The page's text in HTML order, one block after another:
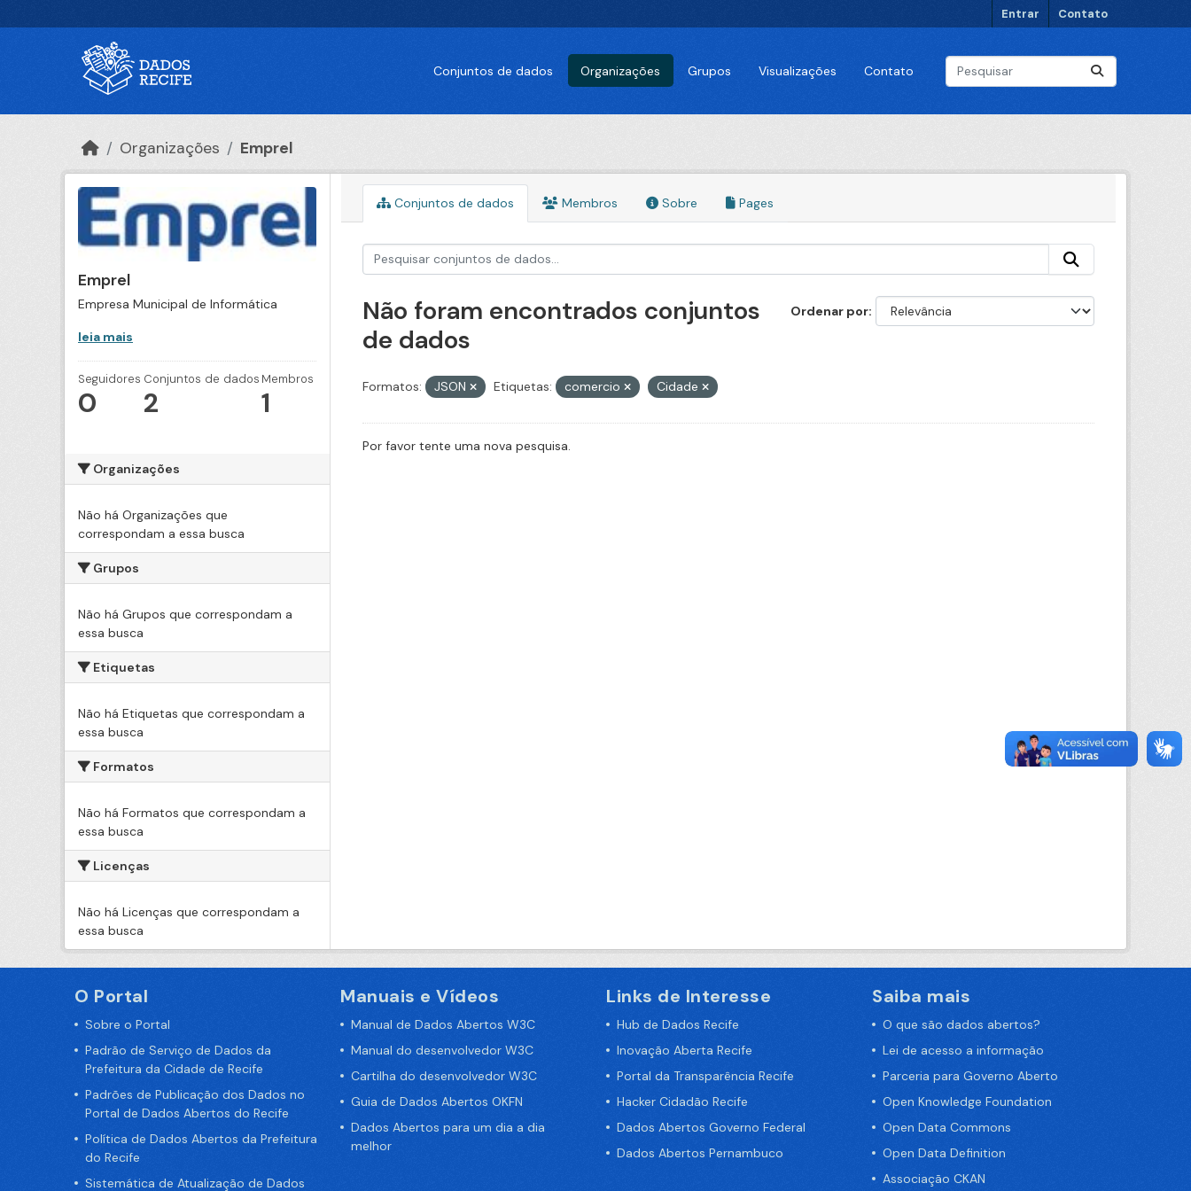
Entrar Contato
Conjuntos de dados Organizações Grupos Visualizações Contato
Organizações Emprel
Emprel
Empresa Municipal de Informática
leia mais
Seguidores
0
Conjuntos de dados
2
Membros
1
Organizações
Não há Organizações que
correspondam a essa busca
Grupos
Não há Grupos que correspondam a
essa busca
Etiquetas
Não há Etiquetas que correspondam a
essa busca
Formatos
Não há Formatos que correspondam a
essa busca
Licenças
Não há Licenças que correspondam a
essa busca
Conjuntos de dados Membros Sobre Pages
Ordenar por
Não foram encontrados conjuntos
de dados
Formatos: JSON Etiquetas: comercio Cidade
Por favor tente uma nova pesquisa.
O Portal
Sobre o Portal
Padrão de Serviço de Dados da
Prefeitura da Cidade de Recife
Padrões de Publicação dos Dados no
Portal de Dados Abertos do Recife
Política de Dados Abertos da Prefeitura
do Recife
Sistemática de Atualização de Dados
Manuais e Vídeos
Manual de Dados Abertos W3C
Manual do desenvolvedor W3C
Cartilha do desenvolvedor W3C
Guia de Dados Abertos OKFN
Dados Abertos para um dia a dia
melhor
Links de Interesse
Hub de Dados Recife
Inovação Aberta Recife
Portal da Transparência Recife
Hacker Cidadão Recife
Dados Abertos Governo Federal
Dados Abertos Pernambuco
Saiba mais
O que são dados abertos?
Lei de acesso a informação
Parceria para Governo Aberto
Open Knowledge Foundation
Open Data Commons
Open Data Definition
Associação CKAN